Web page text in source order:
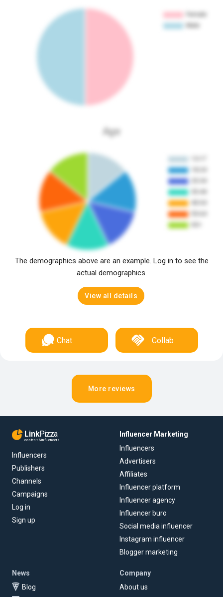
Age
The demographics above are an example. Log in to see the
actual demographics.
View all details
Chat Collab
More reviews
LinkPizza
content & influencers
Influencers
Publishers
Channels
Campaigns
Log in
Sign up
Influencer Marketing
Influencers
Advertisers
Affiliates
Influencer platform
Influencer agency
Influencer buro
Social media influencer
Instagram influencer
Blogger marketing
News
Blog
Company
About us